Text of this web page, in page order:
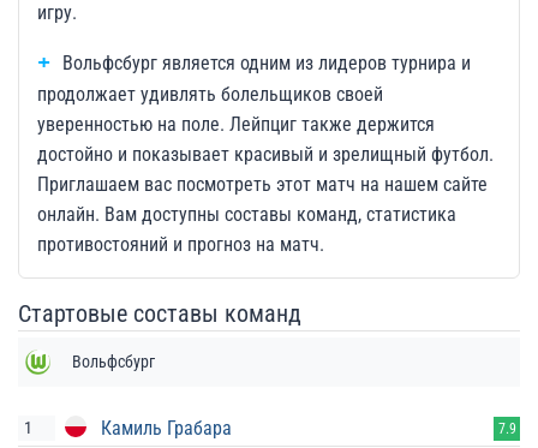
игру.
Вольфсбург является одним из лидеров турнира и
продолжает удивлять болельщиков своей
уверенностью на поле. Лейпциг также держится
достойно и показывает красивый и зрелищный футбол.
Приглашаем вас посмотреть этот матч на нашем сайте
онлайн. Вам доступны составы команд, статистика
противостояний и прогноз на матч.
Стартовые составы команд
Вольфсбург
1 Камиль Грабара 7.9